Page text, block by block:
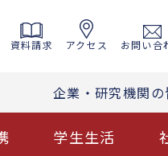
資料請求 アクセス お問い合
企業・研究機関の
学生生活